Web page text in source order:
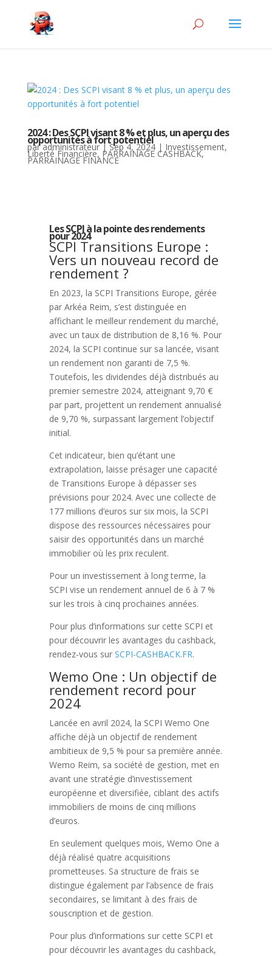
2024 : Des SCPI visant 8 % et plus, un aperçu des
opportunités à fort potentiel
paradministrateur|Sep 4, 2024| Investissement,
Liberté Financière, PARRAINAGE CASHBACK,
PARRAINAGE FINANCE
Les SCPI à la pointe des rendements
pour 2024
SCPI Transitions Europe :
Vers un nouveau record de
rendement ?
En 2023, la SCPI Transitions Europe, gérée
par Arkéa Reim, s’est distinguée en
affichant le meilleur rendement du marché,
avec un taux de distribution de 8,16 %. Pour
2024, la SCPI continue sur sa lancée, visant
un rendement non garanti de 7,5 %.
Toutefois, les dividendes déjà distribués au
premier semestre 2024, atteignant 9,70 €
par part, projettent un rendement annualisé
de 9,70 %, surpassant largement l’objectif
initial.
Cet indicateur, bien qu’étant une
extrapolation, laisse présager une capacité
de Transitions Europe à dépasser ses
prévisions pour 2024. Avec une collecte de
177 millions d’euros sur six mois, la SCPI
dispose des ressources nécessaires pour
saisir des opportunités dans un marché
immobilier où les prix reculent.
Pour un investissement à long terme, la
SCPI vise un rendement annuel de 6 à 7 %
sur les trois à cinq prochaines années.
Pour plus d’informations sur cette SCPI et
pour découvrir les avantages du cashback,
rendez-vous sur SCPI-CASHBACK.FR.
Wemo One : Un objectif de
rendement record pour
2024
Lancée en avril 2024, la SCPI Wemo One
affiche déjà un objectif de rendement
ambitieux de 9,5 % pour sa première année.
Wemo Reim, sa société de gestion, met en
avant une stratégie d’investissement
européenne et diversifiée, ciblant des actifs
immobiliers de moins de cinq millions
d’euros.
En seulement quelques mois, Wemo One a
déjà réalisé quatre acquisitions
prometteuses. Sa structure de frais se
distingue également par l’absence de frais
secondaires, se limitant à des frais de
souscription et de gestion.
Pour plus d’informations sur cette SCPI et
pour découvrir les avantages du cashback,